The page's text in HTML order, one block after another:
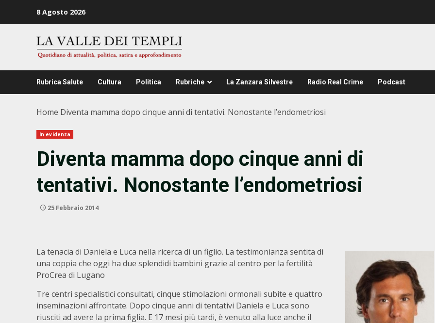
8 Agosto 2026
Rubrica Salute Cultura Politica Rubriche La Zanzara Silvestre Radio Real Crime Podcast
Home Diventa mamma dopo cinque anni di tentativi. Nonostante l’endometriosi
In evidenza
Diventa mamma dopo cinque anni di
tentativi. Nonostante l’endometriosi
25 Febbraio 2014
La tenacia di Daniela e Luca nella ricerca di un figlio. La testimonianza sentita di
una coppia che oggi ha due splendidi bambini grazie al centro per la fertilità
ProCrea di Lugano
Tre centri specialistici consultati, cinque stimolazioni ormonali subite e quattro
inseminazioni affrontate. Dopo cinque anni di tentativi Daniela e Luca sono
riusciti ad avere la prima figlia. E 17 mesi più tardi, è venuto alla luce anche il